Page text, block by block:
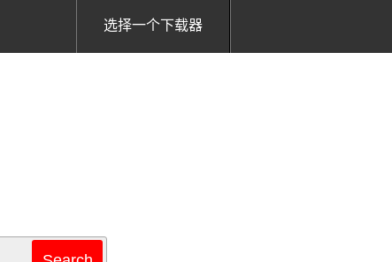
选择一个下载器